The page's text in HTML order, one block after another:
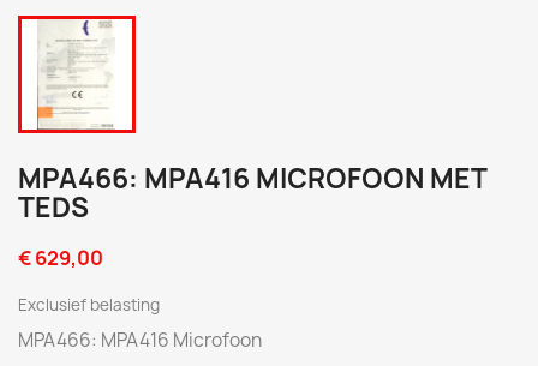
MPA466: MPA416 MICROFOON MET
TEDS
€ 629,00
Exclusief belasting
MPA466: MPA416 Microfoon